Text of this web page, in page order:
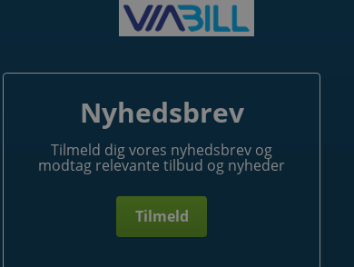
Nyhedsbrev
Tilmeld dig vores nyhedsbrev og
modtag relevante tilbud og nyheder
Tilmeld